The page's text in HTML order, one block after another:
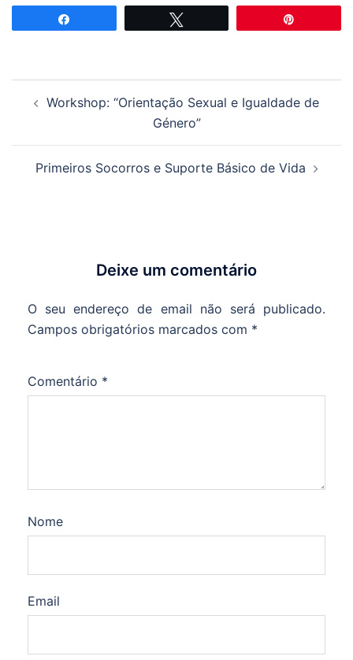
Workshop: “Orientação Sexual e Igualdade de
Género”
Primeiros Socorros e Suporte Básico de Vida
Deixe um comentário
O seu endereço de email não será publicado.
Campos obrigatórios marcados com *
Comentário *
Nome
Email